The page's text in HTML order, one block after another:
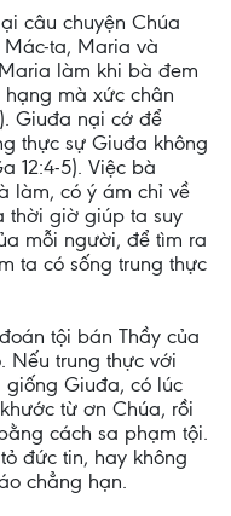
câu chuyện Chúa
ta, Maria và
làm khi bà đem
mà xức chân
Giuđa nại cớ để
thực sự Giuđa không
12:4-5). Việc bà
làm, có ý ám chỉ về
thời giờ giúp ta suy
mỗi người, để tìm ra
ta có sống trung thực
tội bán Thầy của
Nếu trung thực với
Giuđa, có lúc
từ ơn Chúa, rồi
cách sa phạm tội.
đức tin, hay không
chẳng hạn.